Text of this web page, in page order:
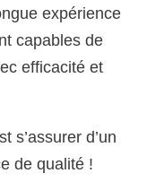
expérience
capables de
efficacité et
s’assurer d’un
de qualité !